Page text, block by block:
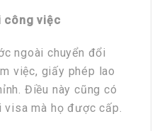
công việc
ngoài chuyển đổi
việc, giấy phép lao
Điều này cũng có
mà họ được cấp.